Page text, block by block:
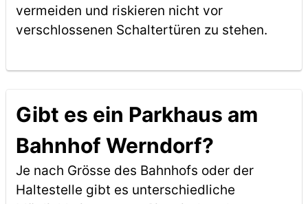
vermeiden und riskieren nicht vor
verschlossenen Schaltertüren zu stehen.
Gibt es ein Parkhaus am
Bahnhof Werndorf?
Je nach Grösse des Bahnhofs oder der
Haltestelle gibt es unterschiedliche